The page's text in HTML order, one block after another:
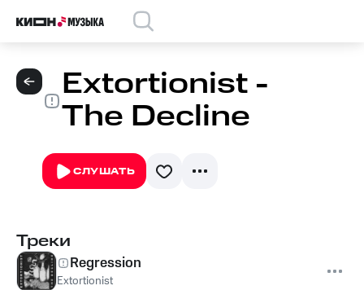
Extortionist -
The Decline
СЛУШАТЬ
Треки
Regression
Extortionist